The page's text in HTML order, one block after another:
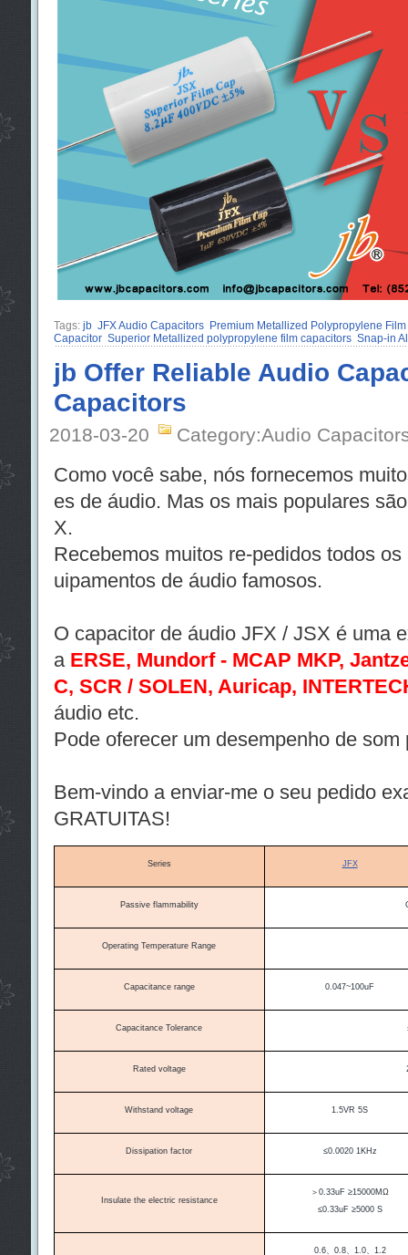
Tags: jb JFX Audio Capacitors
Premium Metallized Polypropylene
Capacitor Superior Metallized polypropylene film capacitors Snap-in
jb Offer Reliable Audio
Capacitors
2018-03-20 Category:Audio
Como você sabe, nós fornecemos
es de áudio. Mas os mais populares
X.
Recebemos muitos re-pedidos todos
uipamentos de áudio famosos.
O capacitor de áudio JFX / JSX é uma
a ERSE, Mundorf - MCAP MKP,
C, SCR / SOLEN, Auricap,
áudio etc.
Pode oferecer um desempenho de
Bem-vindo a enviar-me o seu pedido
GRATUITAS!
Series JFX
Passive flammability
Operating Temperature Range
Capacitance range 0.047~100uF
Capacitance Tolerance
Rated voltage
Withstand voltage 1.5VR 5S
Dissipation factor ≤0.0020 1KHz
Insulate the electric resistance
＞0.33uF≥15000MΩ
≤0.33uF ≥5000 S
0.6、 0.8、 1.0、 1.2